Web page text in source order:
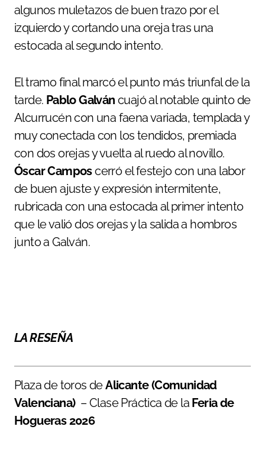
algunos muletazos de buen trazo por el
izquierdo y cortando una oreja tras una
estocada al segundo intento.
El tramo final marcó el punto más triunfal de la
tarde. Pablo Galváncuajó al notable quinto de
Alcurrucén con una faena variada, templada y
muy conectada con los tendidos, premiada
con dos orejas y vuelta al ruedo al novillo.
Óscar Camposcerró el festejo con una labor
de buen ajuste y expresión intermitente,
rubricada con una estocada al primer intento
que le valió dos orejas y la salida a hombros
junto a Galván.
LA RESEÑA
Plaza de toros deAlicante (Comunidad
Valenciana) – Clase Práctica de la Feria de
Hogueras 2026